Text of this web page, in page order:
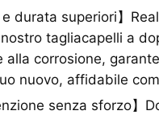
e durata superiori】
tagliacapelli a
alla corrosione,
nuovo, affidabile
senza sforzo